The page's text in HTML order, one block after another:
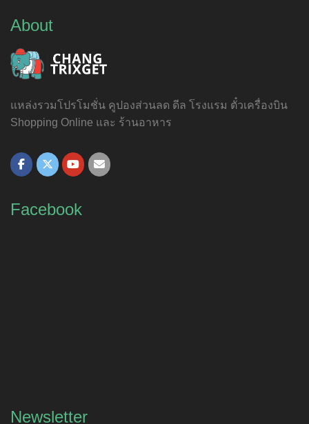
About
แหล่งรวมโปรโมชั่น คูปองส่วนลด ดีล โรงแรม ตั๋วเครื่องบิน
Shopping Online และ ร้านอาหาร
Facebook
Newsletter